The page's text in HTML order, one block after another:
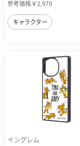
参考価格￥2,970
キャラクター
イングレム